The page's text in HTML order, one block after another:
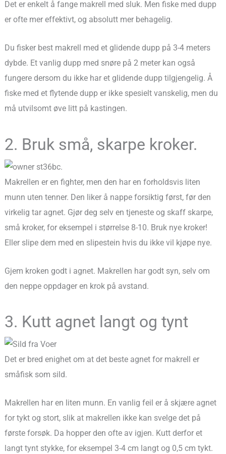
Det er enkelt å fange makrell med sluk. Men fiske med dupp
er ofte mer effektivt, og absolutt mer behagelig.
Du fisker best makrell med et glidende dupp på 3-4 meters
dybde. Et vanlig dupp med snøre på 2 meter kan også
fungere dersom du ikke har et glidende dupp tilgjengelig. Å
fiske med et flytende dupp er ikke spesielt vanskelig, men du
må utvilsomt øve litt på kastingen.
2. Bruk små, skarpe kroker.
Makrellen er en fighter, men den har en forholdsvis liten
munn uten tenner. Den liker å nappe forsiktig først, før den
virkelig tar agnet. Gjør deg selv en tjeneste og skaff skarpe,
små kroker, for eksempel i størrelse 8-10. Bruk nye kroker!
Eller slipe dem med en slipestein hvis du ikke vil kjøpe nye.
Gjem kroken godt i agnet. Makrellen har godt syn, selv om
den neppe oppdager en krok på avstand.
3. Kutt agnet langt og tynt
Det er bred enighet om at det beste agnet for makrell er
småfisk som sild.
Makrellen har en liten munn. En vanlig feil er å skjære agnet
for tykt og stort, slik at makrellen ikke kan svelge det på
første forsøk. Da hopper den ofte av igjen. Kutt derfor et
langt tynt stykke, for eksempel 3-4 cm langt og 0,5 cm tykt.